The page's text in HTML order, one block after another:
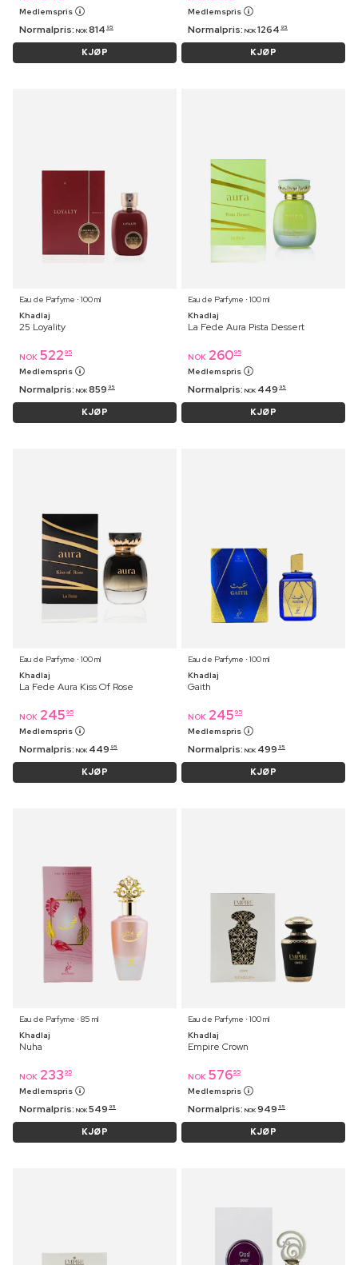
Medlemspris
Normalpris: NOK 814 95
KJØP
Medlemspris
Normalpris: NOK 1264 95
KJØP
Eau de Parfyme ⋅ 100 ml
Khadlaj
25 Loyality
NOK 522 95
Medlemspris
Normalpris: NOK 859 95
KJØP
Eau de Parfyme ⋅ 100 ml
Khadlaj
La Fede Aura Pista Dessert
NOK 26095
Medlemspris
Normalpris: NOK 449 95
KJØP
Eau de Parfyme ⋅ 100 ml
Khadlaj
La Fede Aura Kiss Of Rose
NOK 245 95
Medlemspris
Normalpris: NOK 449 95
KJØP
Eau de Parfyme ⋅ 100 ml
Khadlaj
Gaith
NOK 245 95
Medlemspris
Normalpris: NOK 499 95
KJØP
Eau de Parfyme ⋅ 85 ml
Khadlaj
Nuha
NOK 233 95
Medlemspris
Normalpris: NOK 549 95
KJØP
Eau de Parfyme ⋅ 100 ml
Khadlaj
Empire Crown
NOK 57695
Medlemspris
Normalpris: NOK 949 95
KJØP